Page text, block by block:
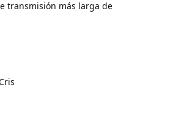
transmisión más larga de